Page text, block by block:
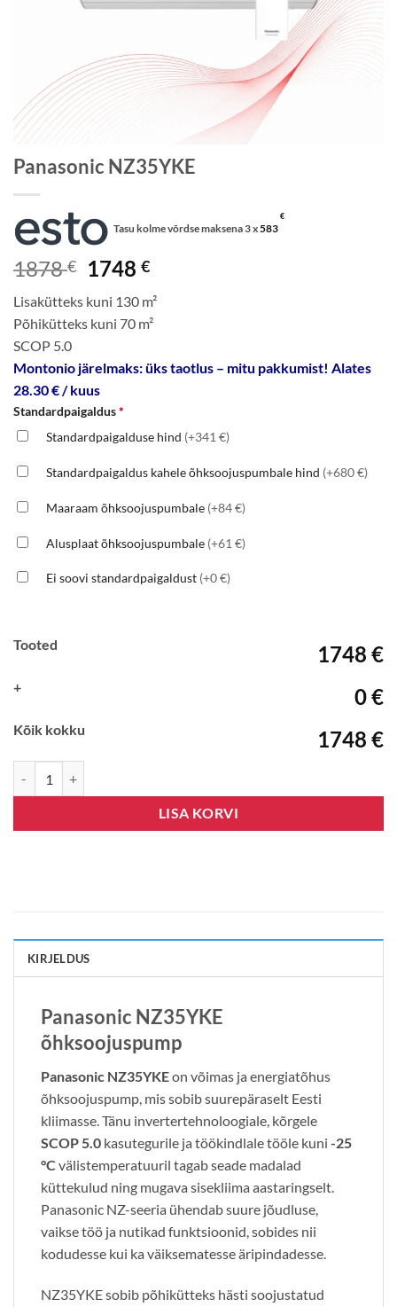
Panasonic NZ35YKE
Tasu kolme võrdse maksena 3 x583
€
1878€
Algne
oli:
1878 €.
1748€Current
is:
1748 €.
Lisakütteks kuni 130 m²
Põhikütteks kuni 70 m²
SCOP 5.0
Montonio järelmaks: üks taotlus – mitu pakkumist! Alates
28.30 € / kuus
Standardpaigaldus*
Standardpaigalduse hind (+341 €)
Standardpaigaldus kahele õhksoojuspumbale hind (+680 €)
Maaraam õhksoojuspumbale (+84 €)
Alusplaat õhksoojuspumbale (+61 €)
Ei soovi standardpaigaldust (+0 €)
Tooted 1748 €
+ 0 €
Kõik kokku 1748 €
LISA KORVI
KIRJELDUS
Panasonic NZ35YKE
õhksoojuspump
Panasonic NZ35YKEon võimas ja energiatõhus
õhksoojuspump, mis sobib suurepäraselt Eesti
kliimasse. Tänu invertertehnoloogiale, kõrgele
SCOP 5.0 kasutegurile ja töökindlale tööle kuni -25
°C välistemperatuuril tagab seade madalad
küttekulud ning mugava sisekliima aastaringselt.
Panasonic NZ-seeria ühendab suure jõudluse,
vaikse töö ja nutikad funktsioonid, sobides nii
kodudesse kui ka väiksematesse äripindadesse.
NZ35YKE sobib põhikütteks hästi soojustatud